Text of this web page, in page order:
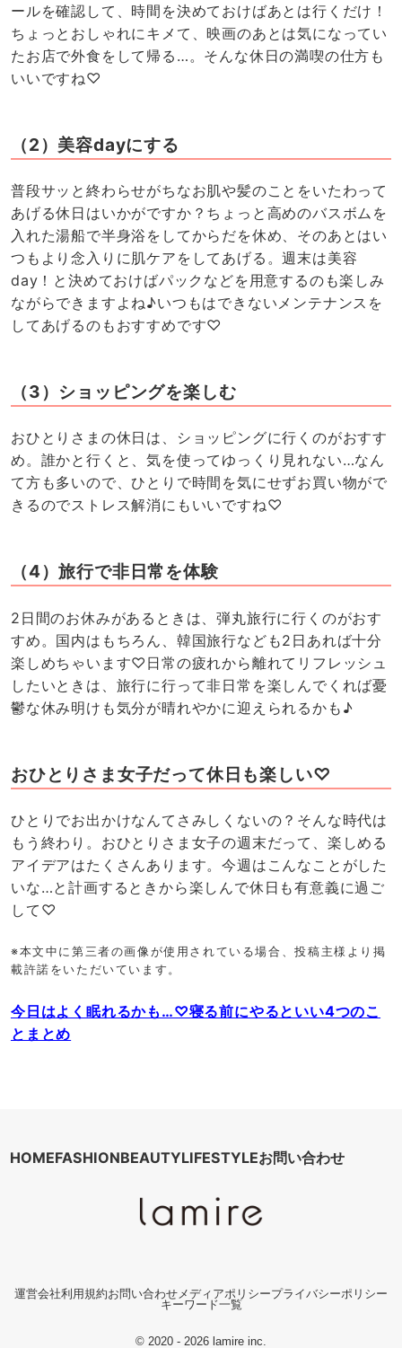
ールを確認して、時間を決めておけばあとは行くだけ！
ちょっとおしゃれにキメて、映画のあとは気になってい
たお店で外食をして帰る…。そんな休日の満喫の仕方も
いいですね♡
（2）美容dayにする
普段サッと終わらせがちなお肌や髪のことをいたわって
あげる休日はいかがですか？ちょっと高めのバスボムを
入れた湯船で半身浴をしてからだを休め、そのあとはい
つもより念入りに肌ケアをしてあげる。週末は美容
day！と決めておけばパックなどを用意するのも楽しみ
ながらできますよね♪いつもはできないメンテナンスを
してあげるのもおすすめです♡
（3）ショッピングを楽しむ
おひとりさまの休日は、ショッピングに行くのがおすす
め。誰かと行くと、気を使ってゆっくり見れない…なん
て方も多いので、ひとりで時間を気にせずお買い物がで
きるのでストレス解消にもいいですね♡
（4）旅行で非日常を体験
2日間のお休みがあるときは、弾丸旅行に行くのがおす
すめ。国内はもちろん、韓国旅行なども2日あれば十分
楽しめちゃいます♡日常の疲れから離れてリフレッシュ
したいときは、旅行に行って非日常を楽しんでくれば憂
鬱な休み明けも気分が晴れやかに迎えられるかも♪
おひとりさま女子だって休日も楽しい♡
ひとりでお出かけなんてさみしくないの？そんな時代は
もう終わり。おひとりさま女子の週末だって、楽しめる
アイデアはたくさんあります。今週はこんなことがした
いな…と計画するときから楽しんで休日も有意義に過ご
して♡
※本文中に第三者の画像が使用されている場合、投稿主様より掲
載許諾をいただいています。
今日はよく眠れるかも…♡寝る前にやるといい4つのこ
とまとめ
HOMEFASHIONBEAUTYLIFESTYLEお問い合わせ
運営会社利用規約お問い合わせメディアポリシープライバシーポリシー
キーワード一覧
© 2020 - 2026 lamire inc.